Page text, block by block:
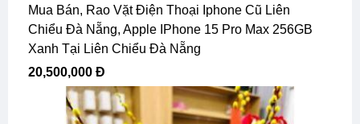
Mua Bán, Rao Vặt Điện Thoại Iphone Cũ Liên
Chiểu Đà Nẵng, Apple IPhone 15 Pro Max 256GB
Xanh Tại Liên Chiểu Đà Nẵng
20,500,000 Đ